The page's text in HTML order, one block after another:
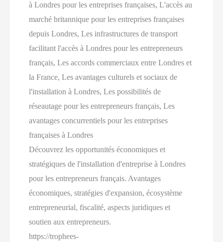
à Londres pour les entreprises françaises, L'accès au
marché britannique pour les entreprises françaises
depuis Londres, Les infrastructures de transport
facilitant l'accès à Londres pour les entrepreneurs
français, Les accords commerciaux entre Londres et
la France, Les avantages culturels et sociaux de
l'installation à Londres, Les possibilités de
réseautage pour les entrepreneurs français, Les
avantages concurrentiels pour les entreprises
françaises à Londres
Découvrez les opportunités économiques et
stratégiques de l'installation d'entreprise à Londres
pour les entrepreneurs français. Avantages
économiques, stratégies d'expansion, écosystème
entrepreneurial, fiscalité, aspects juridiques et
soutien aux entrepreneurs.
https://trophees-